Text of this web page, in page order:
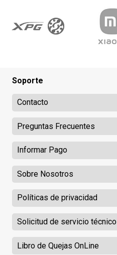
Soporte
Contacto
Preguntas Frecuentes
Informar Pago
Sobre Nosotros
Políticas de privacidad
Solicitud de servicio técnico
Libro de Quejas OnLine